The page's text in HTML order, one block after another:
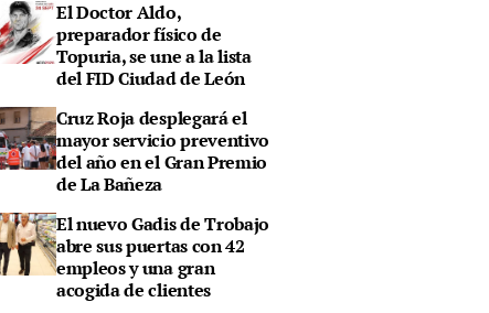
El Doctor Aldo,
preparador físico de
Topuria, se une a la lista
del FID Ciudad de León
Cruz Roja desplegará el
mayor servicio preventivo
del año en el Gran Premio
de La Bañeza
El nuevo Gadis de Trobajo
abre sus puertas con 42
empleos y una gran
acogida de clientes